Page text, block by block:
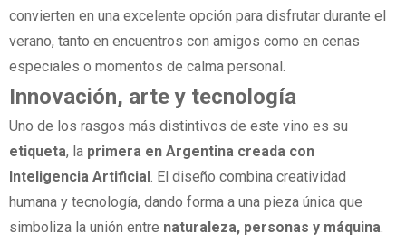
convierten en una excelente opción para disfrutar durante el
verano, tanto en encuentros con amigos como en cenas
especiales o momentos de calma personal.
Innovación, arte y tecnología
Uno de los rasgos más distintivos de este vino es su
etiqueta, la primera en Argentina creada con
Inteligencia Artificial . El diseño combina creatividad
humana y tecnología, dando forma a una pieza única que
simboliza la unión entre naturaleza, personas y máquina.